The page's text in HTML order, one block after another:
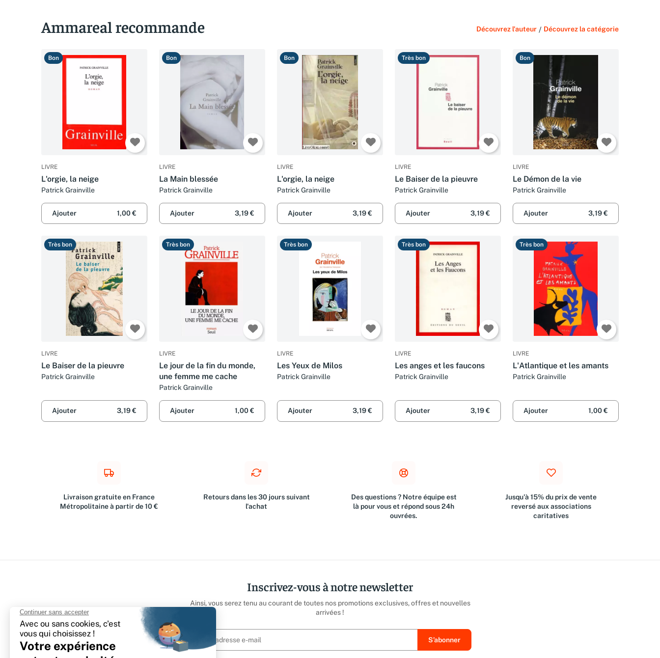
Ammareal recommande Découvrez l'auteur / Découvrez la catégorie
Bon
LIVRE
L'orgie, la neige
Patrick Grainville
Ajouter 1,00 €
Bon
LIVRE
La Main blessée
Patrick Grainville
Ajouter 3,19 €
Bon
LIVRE
L'orgie, la neige
Patrick Grainville
Ajouter 3,19 €
Très bon
LIVRE
Le Baiser de la pieuvre
Patrick Grainville
Ajouter 3,19 €
Bon
LIVRE
Le Démon de la vie
Patrick Grainville
Ajouter 3,19 €
Très bon
LIVRE
Le Baiser de la pieuvre
Patrick Grainville
Ajouter 3,19 €
Très bon
LIVRE
Le jour de la fin du monde,
une femme me cache
Patrick Grainville
Ajouter 1,00 €
Très bon
LIVRE
Les Yeux de Milos
Patrick Grainville
Ajouter 3,19 €
Très bon
LIVRE
Les anges et les faucons
Patrick Grainville
Ajouter 3,19 €
Très bon
LIVRE
L'Atlantique et les amants
Patrick Grainville
Ajouter 1,00 €
Livraison gratuite en France
Métropolitaine à partir de 10 €
Retours dans les 30 jours suivant
l'achat
Des questions ? Notre équipe est
là pour vous et répond sous 24h
ouvrées.
Jusqu'à 15% du prix de vente
reversé aux associations
caritatives
Inscrivez-vous à notre newsletter
Ainsi, vous serez tenu au courant de toutes nos promotions exclusives, offres et nouvelles
arrivées !